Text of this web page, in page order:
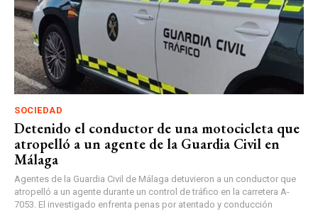
SOCIEDAD
Detenido el conductor de una motocicleta que
atropelló a un agente de la Guardia Civil en
Málaga
Agentes de la Guardia Civil de Málaga detuvieron a un conductor que
atropelló a un agente durante un control de tráfico en la carretera A-
7053. El investigado enfrenta penas por atentado y conducción